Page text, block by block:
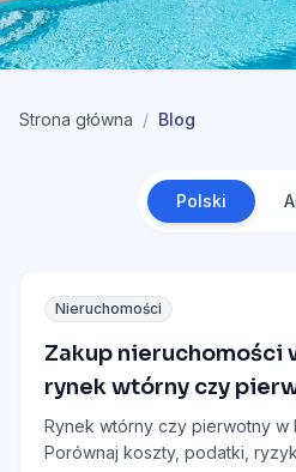
Strona główna / Blog
Polski
Nieruchomości
Zakup nieruchomości
rynek wtórny czy
Blanca)
Rynek wtórny czy pierwotny w
Porównaj koszty, podatki,